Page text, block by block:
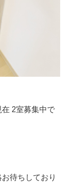
在 2室募集中で
待ちしており